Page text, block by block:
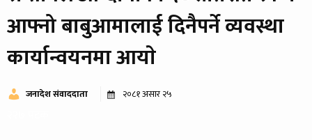
आफ्नो बाबुआमालाई दिनैपर्ने व्यवस्था
कार्यान्वयनमा आयाे
जनादेश संवाददाता २०८१ असार २५